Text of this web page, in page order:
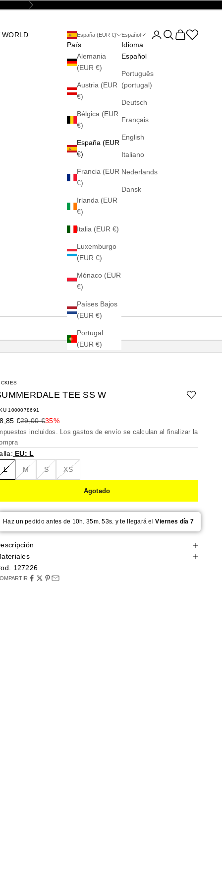
Siguiente
WORLD España (EUR €)
País
Alemania
(EUR €)
Austria (EUR
€)
Bélgica (EUR
€)
España (EUR
€)
Francia (EUR
€)
Irlanda (EUR
€)
Italia (EUR €)
Luxemburgo
(EUR €)
Mónaco (EUR
€)
Países Bajos
(EUR €)
Portugal
(EUR €)
Español
Idioma
Español
Português
(portugal)
Deutsch
Français
English
Italiano
Nederlands
Dansk
Abrir página de la
Abrir búsqueda
Abrir cesta
Abrir la
TEE SS W
1000078691
de oferta
€Precio normal
29,00 €35%
incluidos. Losgastos de envío se calculan al finalizar la
EU: L
L M S XS
Agotado
Haz un pedido antes de 10h. 35m. 52s. y te llegará elViernes día 7
127226